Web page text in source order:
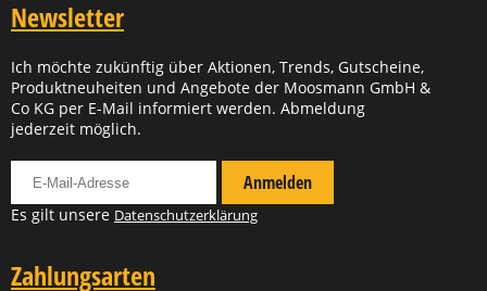
Newsletter
Ich möchte zukünftig über Aktionen, Trends, Gutscheine,
Produktneuheiten und Angebote der Moosmann GmbH &
Co KG per E-Mail informiert werden. Abmeldung
jederzeit möglich.
Anmelden
Es gilt unsere Datenschutzerklärung
Zahlungsarten